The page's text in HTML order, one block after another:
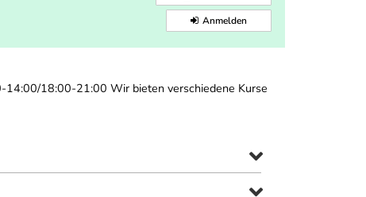
Anmelden
14:00/18:00-21:00 Wir bieten verschiedene Kurse